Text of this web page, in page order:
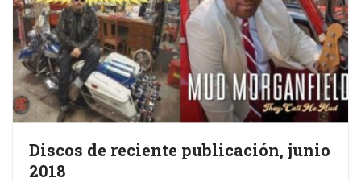
Discos de reciente publicación, junio
2018